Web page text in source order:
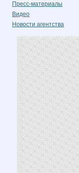
Пресс-материалы
Видео
Новости агентства